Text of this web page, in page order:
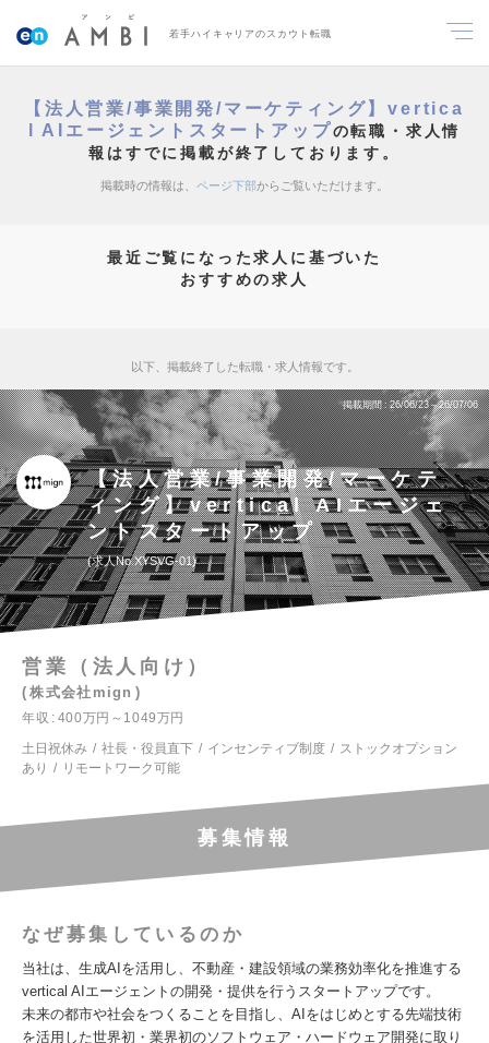
若手ハイキャリアのスカウト転職
【法人営業/事業開発/マーケティング】vertica
l AIエージェントスタートアップの転職・求人情
報はすでに掲載が終了しております。
掲載時の情報は、 ページ下部からご覧いただけます。
最近ご覧になった求人に基づいた
おすすめの求人
以下、掲載終了した転職・求人情報です。
掲載期間 26/06/23～26/07/06
【法人営業/事業開発/マーケテ
ィング】vertical AIエージェ
ントスタートアップ
求人No.XYSVG-01
営業（法人向け）
株式会社mign
年収
400万円～1049万円
土日祝休み
社長・役員直下 インセンティブ制度
ストックオプション
あり
リモートワーク可能
募集情報
なぜ募集しているのか
当社は、生成AIを活用し、不動産・建設領域の業務効率化を推進する
vertical AIエージェントの開発・提供を行うスタートアップです。
未来の都市や社会をつくることを目指し、AIをはじめとする先端技術
を活用した世界初・業界初のソフトウェア・ハードウェア開発に取り